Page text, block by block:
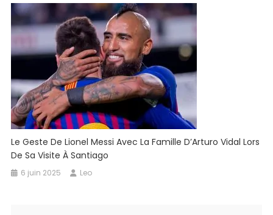
Le Geste De Lionel Messi Avec La Famille D’Arturo Vidal Lors
De Sa Visite À Santiago
6 juin 2025 Leo